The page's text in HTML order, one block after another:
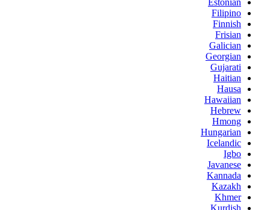
Estonian
Filipino
Finnish
Frisian
Galician
Georgian
Gujarati
Haitian
Hausa
Hawaiian
Hebrew
Hmong
Hungarian
Icelandic
Igbo
Javanese
Kannada
Kazakh
Khmer